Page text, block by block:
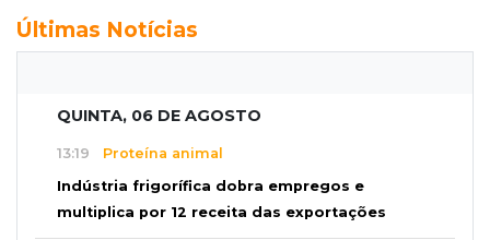
Últimas Notícias
QUINTA, 06 DE AGOSTO
13:19 Proteína animal
Indústria frigorífica dobra empregos e
multiplica por 12 receita das exportações